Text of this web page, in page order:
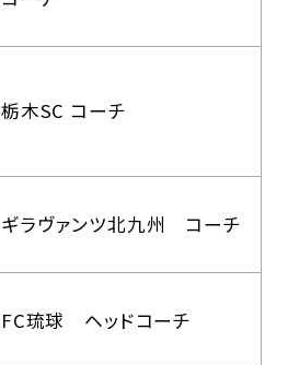
栃木SC コーチ
ギラヴァンツ北九州 コーチ
FC琉球 ヘッドコーチ